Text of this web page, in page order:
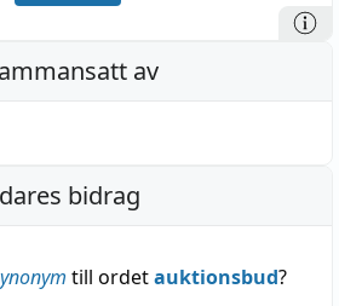
av
bidrag
till ordetauktionsbud?